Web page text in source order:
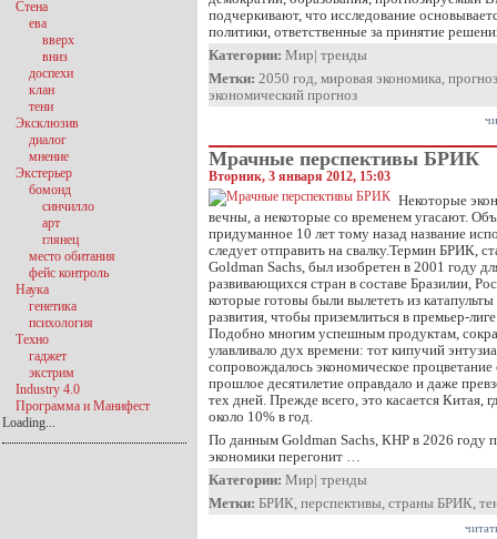
подчеркивают, что исследование
политики, ответственные за принятие
Категории: Мир| тренды
Метки: 2050 год, мировая экономика, прогноз
экономический прогноз
Мрачные перспективы БРИК
Вторник, 3 января 2012, 15:03
Некоторые
вечны, а некоторые со временем угасают.
придуманное 10 лет тому назад название
следует отправить на свалку.Термин БРИК,
Goldman Sachs, был изобретен в 2001 году
развивающихся стран в составе Бразилии,
которые готовы были вылететь из
развития, чтобы приземлиться в премьер-
Подобно многим успешным продуктам,
улавливало дух времени: тот кипучий
сопровождалось экономическое
прошлое десятилетие оправдало и даже
тех дней. Прежде всего, это касается Китая,
около 10% в год.
По данным Goldman Sachs, КНР в 2026 году
экономики перегонит …
Категории: Мир| тренды
Метки: БРИК, перспективы, страны БРИК,
Стена
ева
вверх
вниз
доспехи
клан
тени
Эксклюзив
диалог
мнение
Экстерьер
бомонд
синчилло
арт
глянец
место обитания
фейс контроль
Наука
генетика
психология
Техно
гаджет
экстрим
Industry 4.0
Программа и Манифест
Loading...